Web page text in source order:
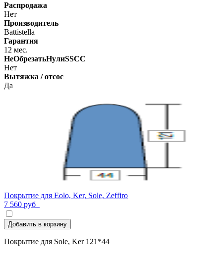
Распродажа
Нет
Производитель
Battistella
Гарантия
12 мес.
НеОбрезатьНулиSSCC
Нет
Вытяжка / отсос
Да
Покрытие для Eolo, Ker, Sole, Zeffiro
7 560 руб
Добавить в корзину
Покрытие для Sole, Ker 121*44